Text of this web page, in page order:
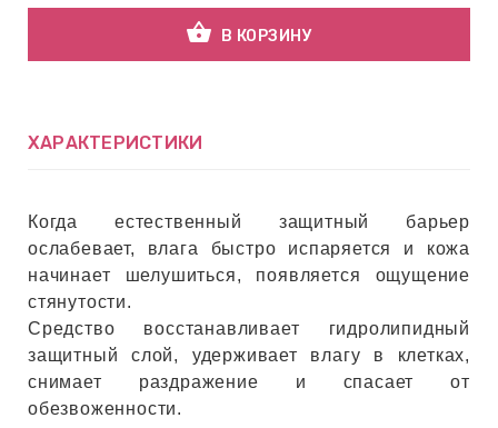
shopping_basket В КОРЗИНУ
ХАРАКТЕРИСТИКИ
Когда естественный защитный барьер
ослабевает, влага быстро испаряется и кожа
начинает шелушиться, появляется ощущение
стянутости.
Средство восстанавливает гидролипидный
защитный слой, удерживает влагу в клетках,
снимает раздражение и спасает от
обезвоженности.